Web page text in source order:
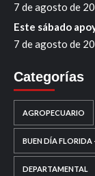
7 de agosto de
Este sábado
7 de agosto de
Categorías
AGROPECUARIO
BUEN DÍA FLORIDA
DEPARTAMENTAL